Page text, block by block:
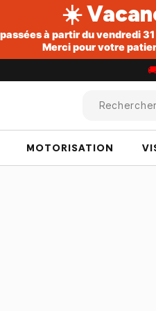
☀️
à partir du vendredi
Merci pour votre
MOTORISATION